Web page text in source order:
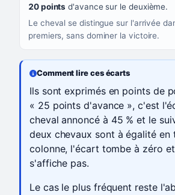
20 points d'avance sur le deuxième.
Le cheval se distingue sur l'arrivée
premiers, sans dominer la victoire.
Comment lire ces écarts
Ils sont exprimés en points de
« 25 points d'avance », c'est
cheval annoncé à 45 % et le
deux chevaux sont à égalité en
colonne, l'écart tombe à zéro
s'affiche pas.
Le cas le plus fréquent reste